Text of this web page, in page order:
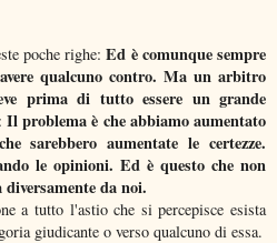
poche righe:Ed è comunque sempre
qualcuno contro. Ma un arbitro
prima di tutto essere un grande
Il problema è che abbiamo aumentato
sarebbero aumentate le certezze.
le opinioni. Ed è questo che non
da noi.
a tutto l'astio che si percepisce esista
giudicante o verso qualcuno di essa.